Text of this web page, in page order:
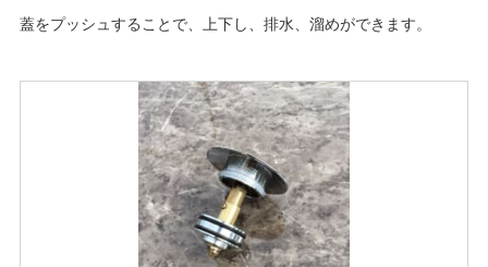
蓋をプッシュすることで、上下し、排水、溜めができます。